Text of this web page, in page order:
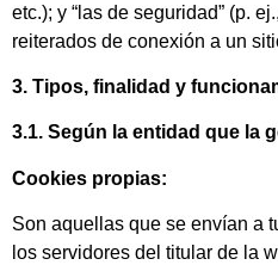
etc.); y “las de seguridad” (p.
reiterados de conexión a un
3. Tipos, finalidad y
3.1. Según la entidad que la
Cookies propias:
Son aquellas que se envían a
los servidores del titular de la